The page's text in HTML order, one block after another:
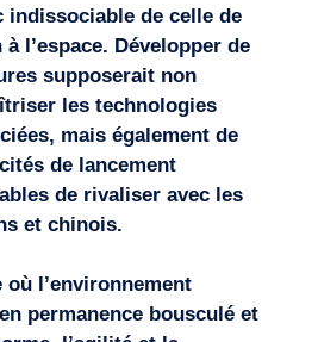
indissociable de celle de
à l’espace. Développer de
supposerait non
les technologies
mais également de
de lancement
de rivaliser avec les
et chinois.
où l’environnement
permanence bousculé et